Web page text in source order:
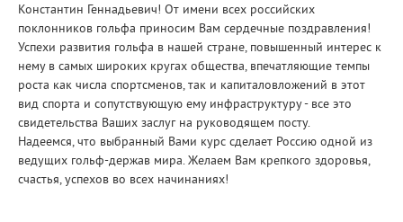
Константин Геннадьевич! От имени всех российских
поклонников гольфа приносим Вам сердечные поздравления!
Успехи развития гольфа в нашей стране, повышенный интерес к
нему в самых широких кругах общества, впечатляющие темпы
роста как числа спортсменов, так и капиталовложений в этот
вид спорта и сопутствующую ему инфраструктуру - все это
свидетельства Ваших заслуг на руководящем посту.
Надеемся, что выбранный Вами курс сделает Россию одной из
ведущих гольф-держав мира. Желаем Вам крепкого здоровья,
счастья, успехов во всех начинаниях!